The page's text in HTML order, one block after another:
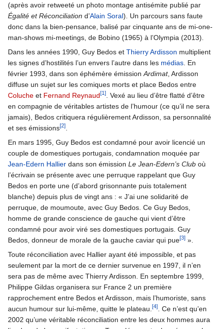
(après avoir retweeté un photo montage antisémite publié par
Égalité et Réconciliation d’Alain Soral). Un parcours sans faute
donc dans la bien-pensance, balisé par cinquante ans de mi-one-
man-shows mi-meetings, de Bobino (1965) à l’Olympia (2013).
Dans les années 1990, Guy Bedos et Thierry Ardisson multiplient
les signes d’hostilités l’un envers l’autre dans les médias. En
février 1993, dans son éphémère émissionArdimat, Ardisson
diffuse un sujet sur les comiques morts et place Bedos entre
Coluche et Fernand Reynaud[1]. Vexé au lieu d’être flatté d’être
en compagnie de véritables artistes de l’humour (ce qu’il ne sera
jamais), Bedos critiquera régulièrement Ardisson, sa personnalité
et ses émissions[2].
En mars 1995, Guy Bedos est condamné pour avoir licencié un
couple de domestiques portugais, condamnation moquée par
Jean-Edern Hallier dans son émission Le Jean-Edern’s Club où
l’écrivain se présente avec une perruque rappelant que Guy
Bedos en porte une (d’abord grisonnante puis totalement
blanche) depuis plus de vingt ans : « J’ai une solidarité de
perruque, de moumoute, avec Guy Bedos. Ce Guy Bedos,
homme de grande conscience de gauche qui vient d’être
condamné pour avoir viré ses domestiques portugais. Guy
Bedos, donneur de morale de la gauche caviar qui pue[3] ».
Toute réconciliation avec Hallier ayant été impossible, et pas
seulement par la mort de ce dernier survenue en 1997, il n’en
sera pas de même avec Thierry Ardisson. En septembre 1999,
Philippe Gildas organisera sur France 2 un première
rapprochement entre Bedos et Ardisson, mais l’humoriste, sans
aucun humour sur lui-même, quitte le plateau.[4]. Ce n’est qu’en
2002 qu’une véritable réconciliation entre les deux hommes aura